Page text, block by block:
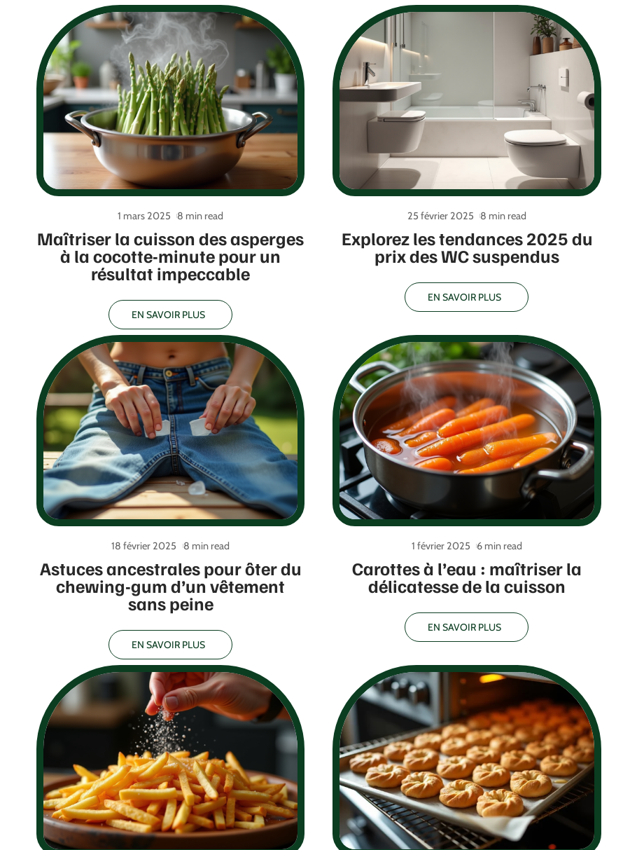
Maîtriser la cuisson des asperges
à la cocotte-minute pour un
résultat impeccable
1 mars 2025 8 min read
EN SAVOIR PLUS
Explorez les tendances 2025 du
prix des WC suspendus
25 février 2025 8 min read
EN SAVOIR PLUS
Astuces ancestrales pour ôter du
chewing-gum d’un vêtement
sans peine
18 février 2025 8 min read
EN SAVOIR PLUS
Carottes à l’eau : maîtriser la
délicatesse de la cuisson
1 février 2025 6 min read
EN SAVOIR PLUS